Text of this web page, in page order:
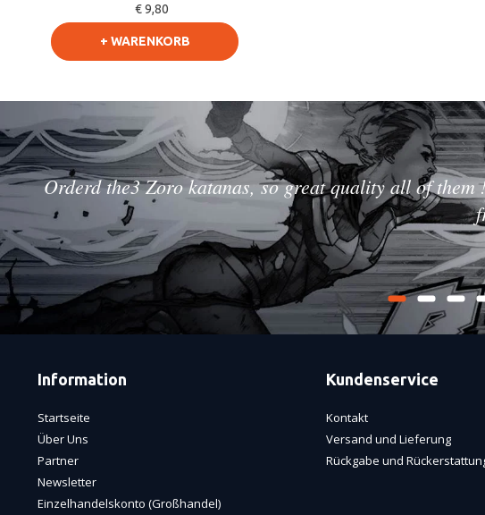
Dragon Anime
€ 9,80
+ WARENKORB
Orderd the3 Zoro katanas, so great quality all of
Information
Startseite
Über Uns
Partner
Newsletter
Einzelhandelskonto (Großhandel)
Kundenservice
Kontakt
Versand und Lieferung
Rückgabe und